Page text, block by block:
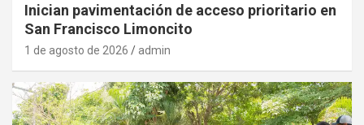
Inician pavimentación de acceso prioritario en
San Francisco Limoncito
1 de agosto de 2026 admin